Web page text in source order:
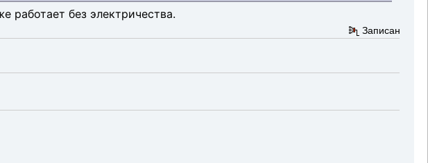
работает без электричества.
Записан